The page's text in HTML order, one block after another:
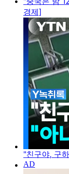
경제]
"친구야, 구